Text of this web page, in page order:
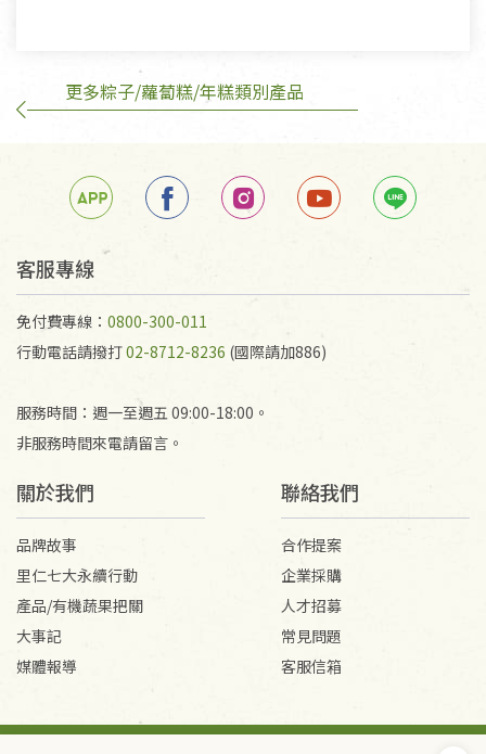
更多粽子/蘿蔔糕/年糕類別產品
客服專線
免付費專線： 0800-300-011
行動電話請撥打02-8712-8236 (國際請加886)
服務時間：週一至週五 09:00-18:00。
非服務時間來電請留言。
關於我們
品牌故事
里仁七大永續行動
產品/有機蔬果把關
大事記
媒體報導
聯絡我們
合作提案
企業採購
人才招募
常見問題
客服信箱